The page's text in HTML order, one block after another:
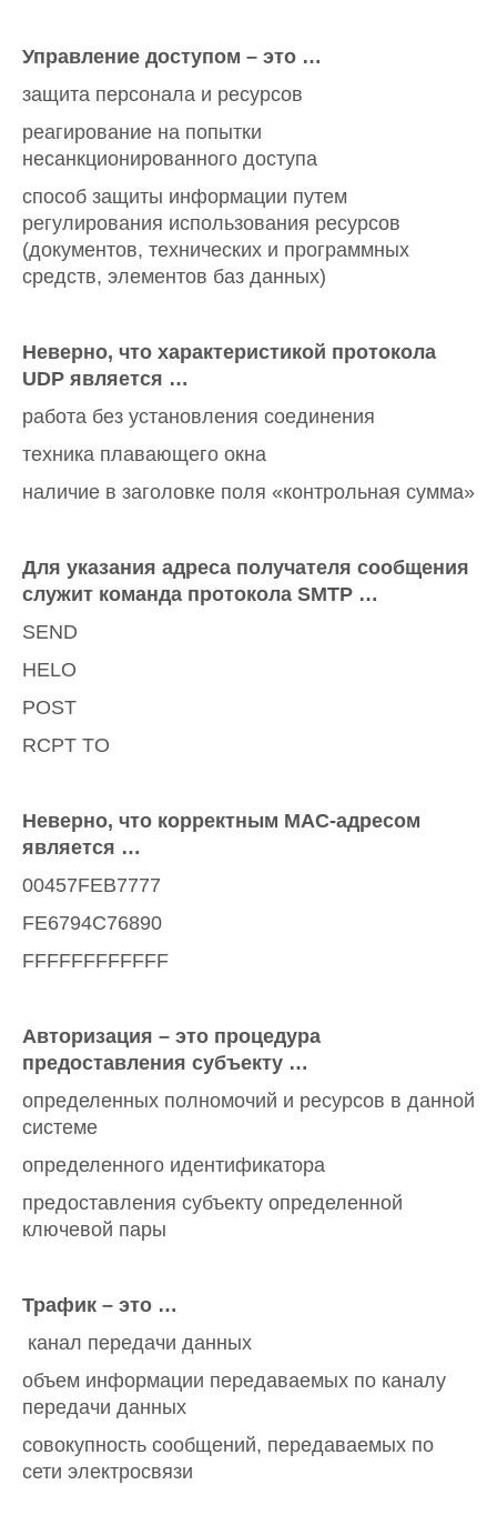
Управление доступом – это …
защита персонала и ресурсов
реагирование на попытки
несанкционированного доступа
способ защиты информации путем
регулирования использования ресурсов
(документов, технических и программных
средств, элементов баз данных)
Неверно, что характеристикой протокола
UDP является …
работа без установления соединения
техника плавающего окна
наличие в заголовке поля «контрольная сумма»
Для указания адреса получателя сообщения
служит команда протокола SMTP …
SEND
HELO
POST
RCPT TO
Неверно, что корректным МАС-адресом
является …
00457FEB7777
FE6794C76890
FFFFFFFFFFFF
Авторизация – это процедура
предоставления субъекту …
определенных полномочий и ресурсов в данной
системе
определенного идентификатора
предоставления субъекту определенной
ключевой пары
Трафик – это …
канал передачи данных
объем информации передаваемых по каналу
передачи данных
совокупность сообщений, передаваемых по
сети электросвязи